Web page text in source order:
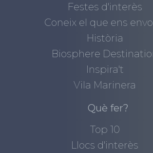
Festes d'interès
Coneix el que ens
Història
Biosphere
Inspira't
Vila Marinera
Què fer?
Top 10
Llocs d'interès